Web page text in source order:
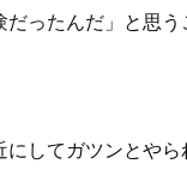
ったんだ」と思う
にしてガツンとや